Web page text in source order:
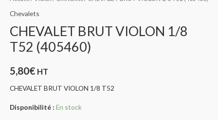
Chevalets
CHEVALET BRUT VIOLON 1/8
T52 (405460)
5,80€ HT
CHEVALET BRUT VIOLON 1/8 T52
Disponibilité : En stock